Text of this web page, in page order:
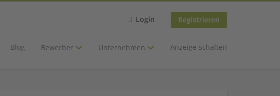
Login Registrieren
Blog Bewerber Unternehmen Anzeige schalten